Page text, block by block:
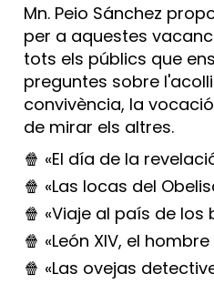
Mn. Peio Sánchez
per a aquestes
tots els públics que
preguntes sobre
convivència, la
de mirar els altres.
🍿 «El día de la
🍿 «Las locas del
🍿 «Viaje al país de los
🍿 «León XIV, el
🍿 «Las ovejas